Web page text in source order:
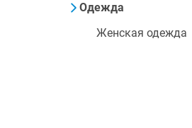
Одежда
Женская одежда